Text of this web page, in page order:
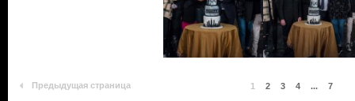
Предыдущая страница 1 2 3 4 ... 7